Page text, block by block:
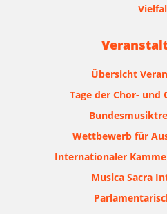
Übersicht
Tage der Chor- und
Wettbewerb für
Internationaler
Musica Sacra